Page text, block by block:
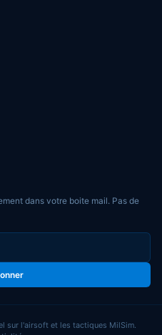
dans votre boite mail. Pas de
sur l'airsoft et les tactiques MilSim.